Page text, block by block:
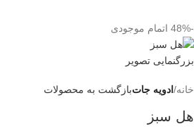
-48% اتمام موجودی
بزرگنمایی تصویر
خانه ادویه جاتبازگشت به محصولات
هل سبز